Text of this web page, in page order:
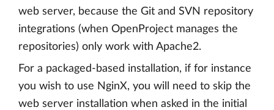
web server, because the Git and SVN repository
integrations (when OpenProject manages the
repositories) only work with Apache2.
For a packaged-based installation, if for instance
you wish to use NginX, you will need to skip the
web server installation when asked in the initial